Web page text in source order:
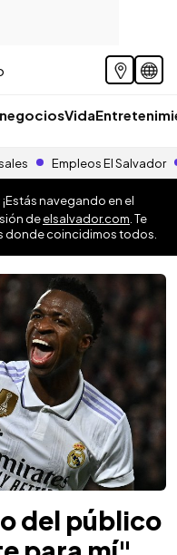
Vida
Empleos El Salvador
¡Estás navegando en el
deelsalvador.com . Te
donde coincidimos todos.
del público